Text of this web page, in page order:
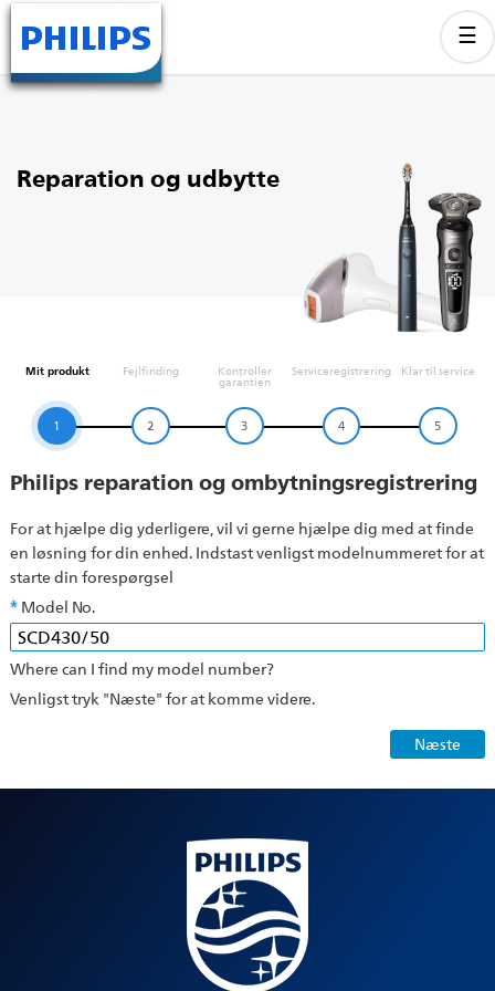
Reparation og udbytte
Mit produkt
1
Fejlfinding
2
Kontroller
garantien
3
Serviceregistrering
4
Klar til service
5
Philips reparation og ombytningsregistrering
For at hjælpe dig yderligere, vil vi gerne hjælpe dig med at finde
en løsning for din enhed. Indstast venligst modelnummeret for at
starte din forespørgsel
Model No.
Where can I find my model number?
Venligst tryk "Næste" for at komme videre.